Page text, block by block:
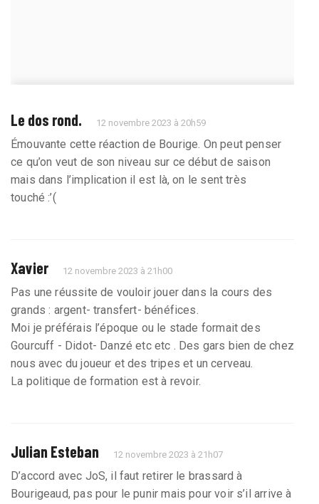
Le dos rond. 12 novembre 2023 à 20h59
Émouvante cette réaction de Bourige. On peut penser
ce qu’on veut de son niveau sur ce début de saison
mais dans l’implication il est là, on le sent très
touché :’(
Xavier 12 novembre 2023 à 21h00
Pas une réussite de vouloir jouer dans la cours des
grands : argent- transfert- bénéfices.
Moi je préférais l’époque ou le stade formait des
Gourcuff - Didot- Danzé etc etc . Des gars bien de chez
nous avec du joueur et des tripes et un cerveau.
La politique de formation est à revoir.
Julian Esteban 12 novembre 2023 à 21h07
D’accord avec JoS, il faut retirer le brassard à
Bourigeaud, pas pour le punir mais pour voir s’il arrive à